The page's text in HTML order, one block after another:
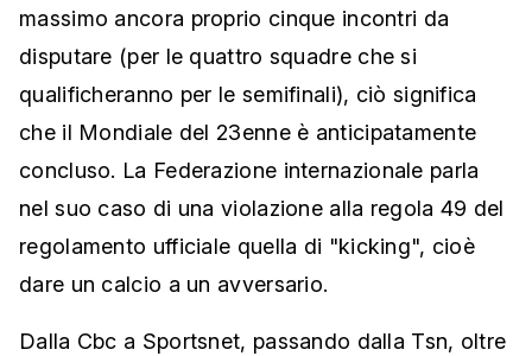
massimo ancora proprio cinque incontri da
disputare (per le quattro squadre che si
qualificheranno per le semifinali), ciò significa
che il Mondiale del 23enne è anticipatamente
concluso. La Federazione internazionale parla
nel suo caso di una violazione alla regola 49 del
regolamento ufficiale quella di "kicking", cioè
dare un calcio a un avversario.
Dalla Cbc a Sportsnet, passando dalla Tsn, oltre